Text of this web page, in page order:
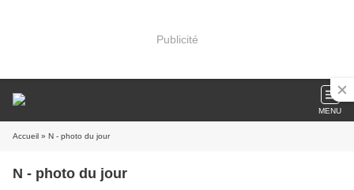
Publicité
MENU
Accueil » N - photo du jour
N - photo du jour